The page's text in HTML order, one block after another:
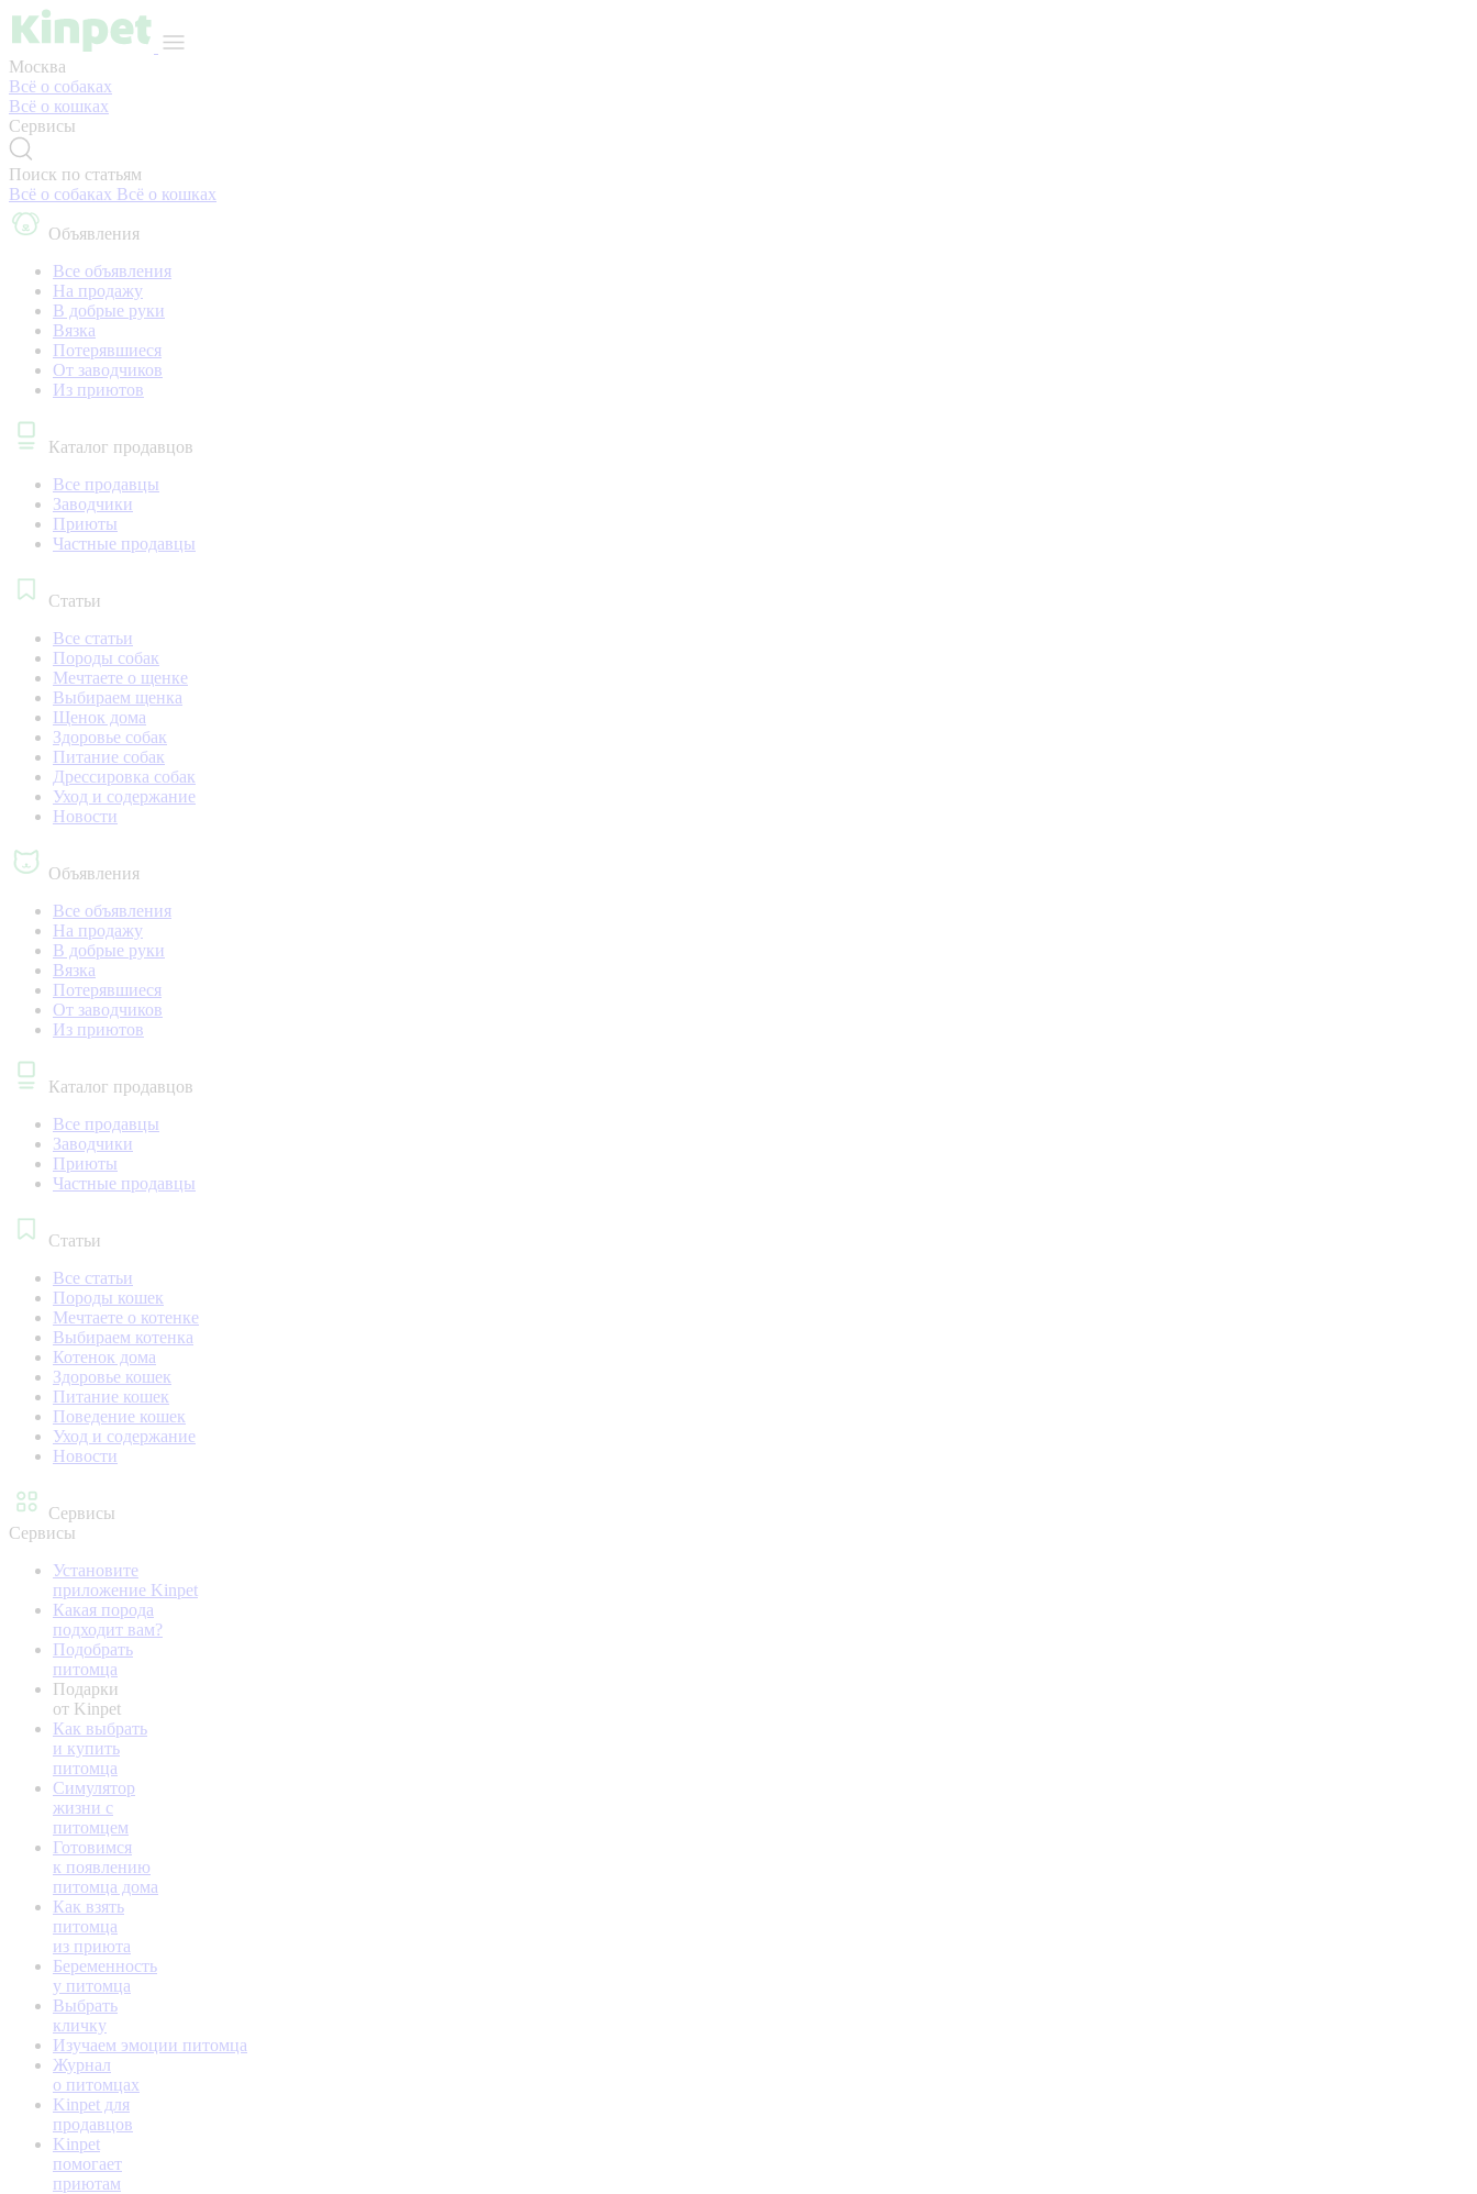
Москва
Всё о собаках
Всё о кошках
Сервисы
Поиск по статьям
Всё о собаках Всё о кошках
Объявления
Все объявления
На продажу
В добрые руки
Вязка
Потерявшиеся
От заводчиков
Из приютов
Каталог продавцов
Все продавцы
Заводчики
Приюты
Частные продавцы
Статьи
Все статьи
Породы собак
Мечтаете о щенке
Выбираем щенка
Щенок дома
Здоровье собак
Питание собак
Дрессировка собак
Уход и содержание
Новости
Объявления
Все объявления
На продажу
В добрые руки
Вязка
Потерявшиеся
От заводчиков
Из приютов
Каталог продавцов
Все продавцы
Заводчики
Приюты
Частные продавцы
Статьи
Все статьи
Породы кошек
Мечтаете о котенке
Выбираем котенка
Котенок дома
Здоровье кошек
Питание кошек
Поведение кошек
Уход и содержание
Новости
Сервисы
Сервисы
Установите
приложение Kinpet
Какая порода
подходит вам?
Подобрать
питомца
Подарки
от Kinpet
Как выбрать
и купить
питомца
Симулятор
жизни с
питомцем
Готовимся
к появлению
питомца дома
Как взять
питомца
из приюта
Беременность
у питомца
Выбрать
кличку
Изучаем эмоции питомца
Журнал
о питомцах
Kinpet для
продавцов
Kinpet
помогает
приютам